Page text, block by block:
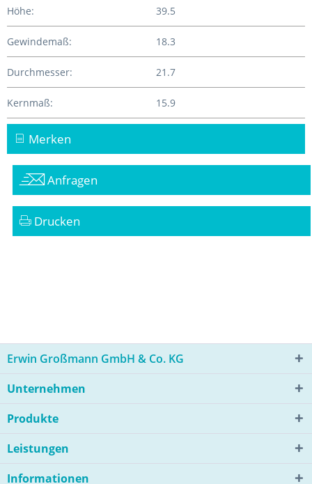
Höhe: 39.5
Gewindemaß: 18.3
Durchmesser: 21.7
Kernmaß: 15.9
Merken
Anfragen
Drucken
Erwin Großmann GmbH & Co. KG
Unternehmen
Produkte
Leistungen
Informationen